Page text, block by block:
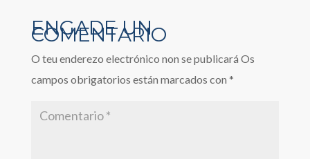
O teu enderezo electrónico non se publicará Os
campos obrigatorios están marcados con *